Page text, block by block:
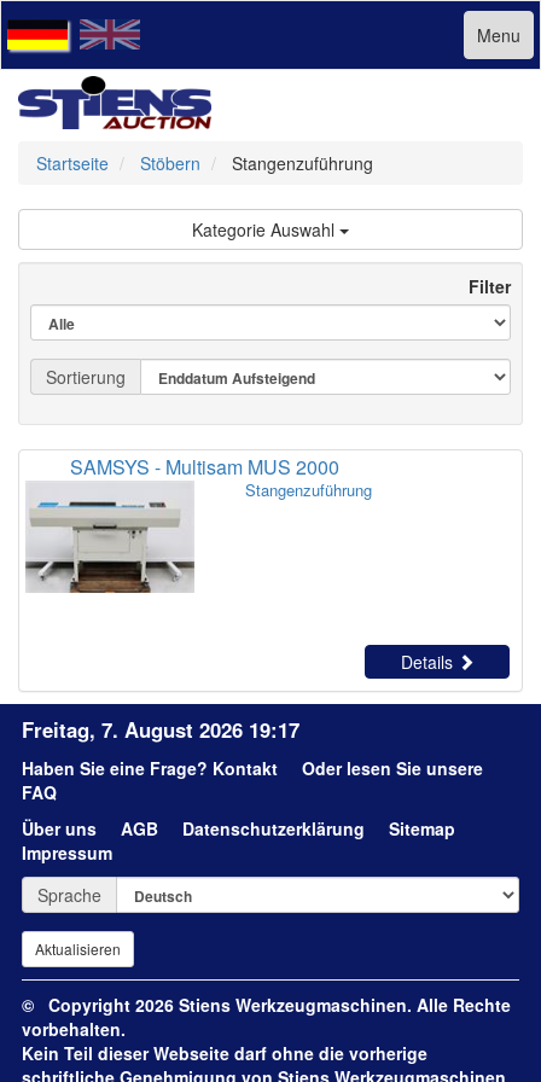
Menu
Startseite Stöbern Stangenzuführung
Kategorie Auswahl
Filter
Sortierung
SAMSYS - Multisam MUS 2000
Stangenzuführung
Details
Freitag, 7. August 2026 19:17
Haben Sie eine Frage? Kontakt
Oder lesen Sie unsere
FAQ
Über uns
AGB Datenschutzerklärung
Sitemap
Impressum
Sprache
© Copyright 2026 Stiens Werkzeugmaschinen. Alle Rechte
vorbehalten.
Kein Teil dieser Webseite darf ohne die vorherige